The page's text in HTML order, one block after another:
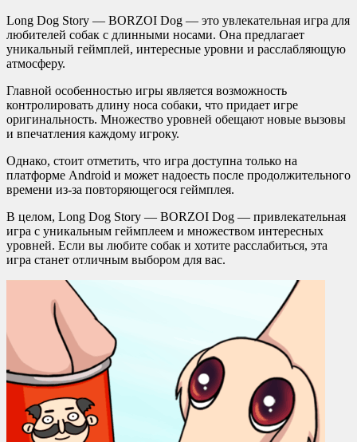
Long Dog Story — BORZOI Dog — это увлекательная игра для
любителей собак с длинными носами. Она предлагает
уникальный геймплей, интересные уровни и расслабляющую
атмосферу.
Главной особенностью игры является возможность
контролировать длину носа собаки, что придает игре
оригинальность. Множество уровней обещают новые вызовы
и впечатления каждому игроку.
Однако, стоит отметить, что игра доступна только на
платформе Android и может надоесть после продолжительного
времени из-за повторяющегося геймплея.
В целом, Long Dog Story — BORZOI Dog — привлекательная
игра с уникальным геймплеем и множеством интересных
уровней. Если вы любите собак и хотите расслабиться, эта
игра станет отличным выбором для вас.